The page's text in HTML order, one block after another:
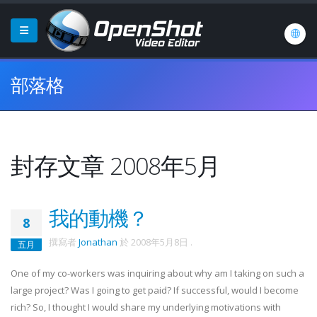
部落格
封存文章 2008年5月
8
五月
我的動機？
撰寫者 Jonathan 於 2008年5月8日 .
One of my co-workers was inquiring about why am I taking on such a
large project? Was I going to get paid? If successful, would I become
rich? So, I thought I would share my underlying motivations with